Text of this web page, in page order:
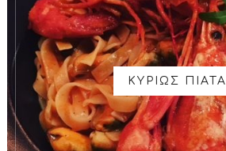
ΚΥΡΙΩΣ ΠΙΑΤΑ